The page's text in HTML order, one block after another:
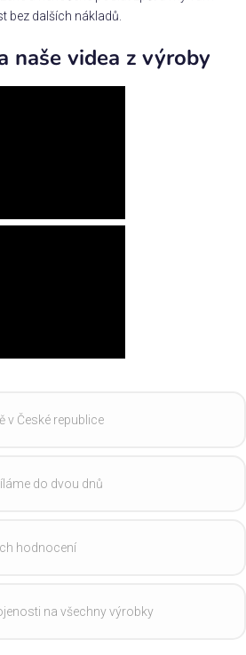
bez dalších nákladů.
naše videa z výroby
v České republice
do dvou dnů
hodnocení
na všechny výrobky